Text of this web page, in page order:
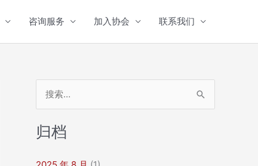
咨询服务 加入协会 联系我们
：
归档